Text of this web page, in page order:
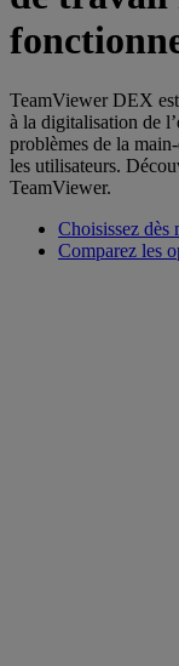
TeamViewer DEX
à la digitalisation de
problèmes de la
les utilisateurs.
TeamViewer.
Choisissez dès
Comparez les